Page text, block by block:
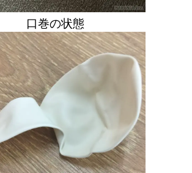
口巻の状態